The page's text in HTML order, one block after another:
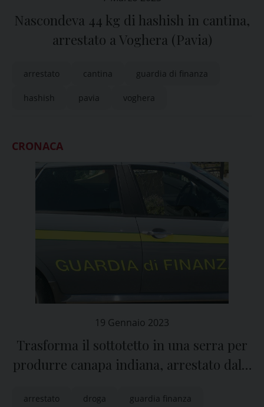
Nascondeva 44 kg di hashish in cantina,
arrestato a Voghera (Pavia)
arrestato cantina guardia di finanza
hashish pavia voghera
CRONACA
19 Gennaio 2023
Trasforma il sottotetto in una serra per
produrre canapa indiana, arrestato dalla
arrestato droga guardia finanza